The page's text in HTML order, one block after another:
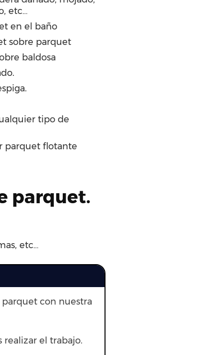
etc…
en el baño
sobre parquet
baldosa
tipo de
parquet flotante
parquet.
etc…
con nuestra
el trabajo.